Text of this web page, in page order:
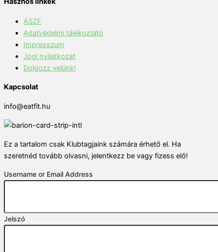
ÁSZF
Adatvédelmi tájékoztató
Impresszum
Jogi nyilatkozat
Dolgozz velünk!
Kapcsolat
info@eatfit.hu
Ez a tartalom csak Klubtagjaink számára érhető el. Ha
szeretnéd tovább olvasni, jelentkezz be vagy fizess elő!
Username or Email Address
Jelszó